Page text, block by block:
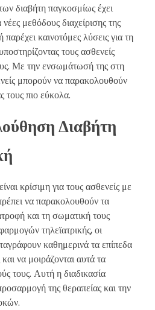
διαβήτη παγκοσμίως έχει
μεθόδους διαχείρισης της
καινοτόμες λύσεις για τη
τους ασθενείς
Με την ενσωμάτωσή της στη
μπορούν να παρακολουθούν
τους πιο εύκολα.
Διαβήτη
κρίσιμη για τους ασθενείς με
να παρακολουθούν τα
και τη σωματική τους
τηλεϊατρικής, οι
καθημερινά τα επίπεδα
να μοιράζονται αυτά τα
τους. Αυτή η διαδικασία
της θεραπείας και την